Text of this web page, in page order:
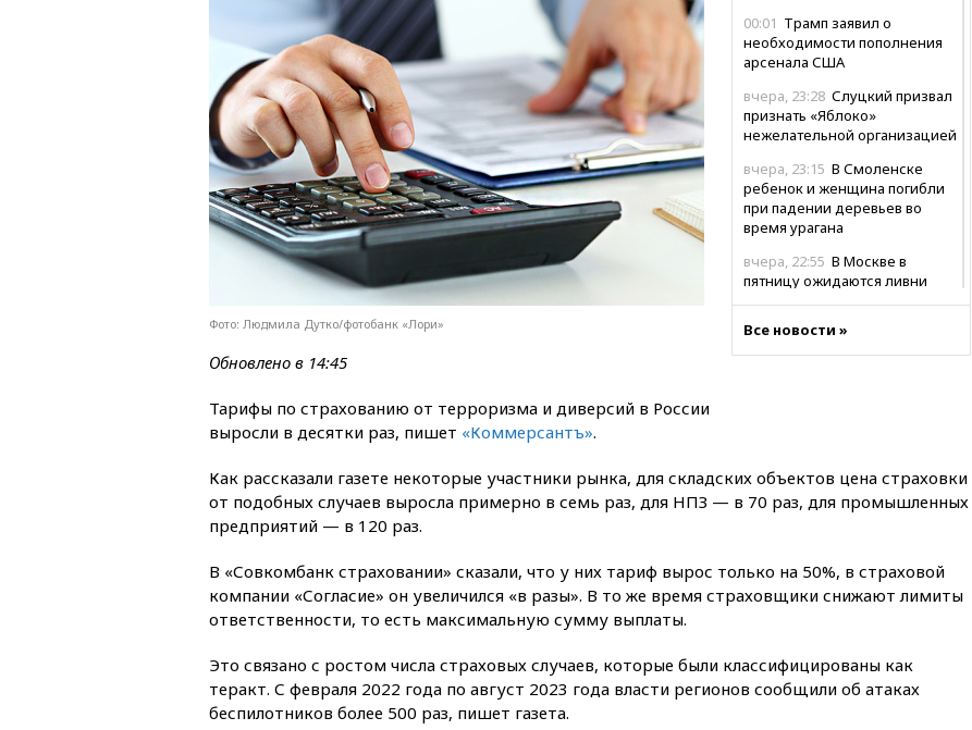
00:01 Трамп заявил о
необходимости пополнения
арсенала США
вчера, 23:28 Слуцкий призвал
признать «Яблоко»
нежелательной организацией
вчера, 23:15 В Смоленске
ребенок и женщина погибли
при падении деревьев во
время урагана
вчера, 22:55 В Москве в
пятницу ожидаются ливни
продлил контракт с «Реалом»
до 2032 года
гвардейскую десантно-
штурмовую дивизию
легендарной
доклад о ситуации на
добропольском направлении
РФ американский Human
Rights Foundation
Все новости »
Фото: Людмила Дутко/фотобанк «Лори»
Обновлено в 14:45
Тарифы по страхованию от терроризма и диверсий в России
выросли в десятки раз, пишет «Коммерсантъ».
Как рассказали газете некоторые участники рынка, для складских объектов цена страховки
от подобных случаев выросла примерно в семь раз, для НПЗ — в 70 раз, для промышленных
предприятий — в 120 раз.
В «Совкомбанк страховании» сказали, что у них тариф вырос только на 50%, в страховой
компании «Согласие» он увеличился «в разы». В то же время страховщики снижают лимиты
ответственности, то есть максимальную сумму выплаты.
Это связано с ростом числа страховых случаев, которые были классифицированы как
теракт. С февраля 2022 года по август 2023 года власти регионов сообщили об атаках
беспилотников более 500 раз, пишет газета.